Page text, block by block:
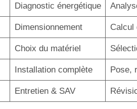
Diagnostic énergétique
Dimensionnement Calcul
Choix du matériel
Installation complète Pose,
Entretien & SAV